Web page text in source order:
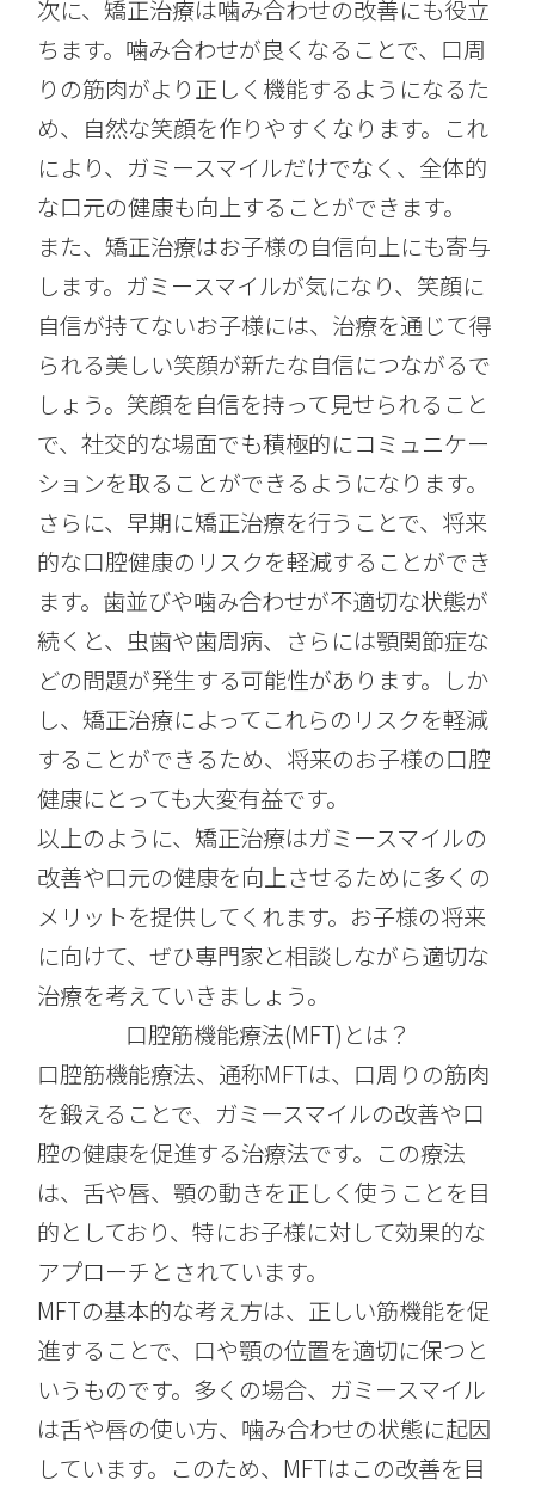
次に、矯正治療は噛み合わせの改善にも役立
ちます。噛み合わせが良くなることで、口周
りの筋肉がより正しく機能するようになるた
め、自然な笑顔を作りやすくなります。これ
により、ガミースマイルだけでなく、全体的
な口元の健康も向上することができます。
また、矯正治療はお子様の自信向上にも寄与
します。ガミースマイルが気になり、笑顔に
自信が持てないお子様には、治療を通じて得
られる美しい笑顔が新たな自信につながるで
しょう。笑顔を自信を持って見せられること
で、社交的な場面でも積極的にコミュニケー
ションを取ることができるようになります。
さらに、早期に矯正治療を行うことで、将来
的な口腔健康のリスクを軽減することができ
ます。歯並びや噛み合わせが不適切な状態が
続くと、虫歯や歯周病、さらには顎関節症な
どの問題が発生する可能性があります。しか
し、矯正治療によってこれらのリスクを軽減
することができるため、将来のお子様の口腔
健康にとっても大変有益です。
以上のように、矯正治療はガミースマイルの
改善や口元の健康を向上させるために多くの
メリットを提供してくれます。お子様の将来
に向けて、ぜひ専門家と相談しながら適切な
治療を考えていきましょう。
口腔筋機能療法(MFT)とは？
口腔筋機能療法、通称MFTは、口周りの筋肉
を鍛えることで、ガミースマイルの改善や口
腔の健康を促進する治療法です。この療法
は、舌や唇、顎の動きを正しく使うことを目
的としており、特にお子様に対して効果的な
アプローチとされています。
MFTの基本的な考え方は、正しい筋機能を促
進することで、口や顎の位置を適切に保つと
いうものです。多くの場合、ガミースマイル
は舌や唇の使い方、噛み合わせの状態に起因
しています。このため、MFTはこの改善を目